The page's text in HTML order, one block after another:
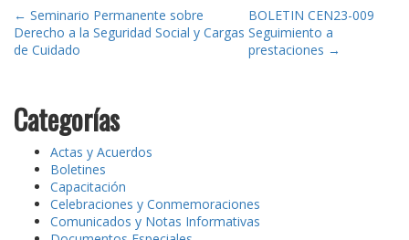
Post
navigation
← Seminario Permanente sobre
Derecho a la Seguridad Social y Cargas
de Cuidado
BOLETIN CEN23-009
Seguimiento a
prestaciones →
Categorías
Actas y Acuerdos
Boletines
Capacitación
Celebraciones y Conmemoraciones
Comunicados y Notas Informativas